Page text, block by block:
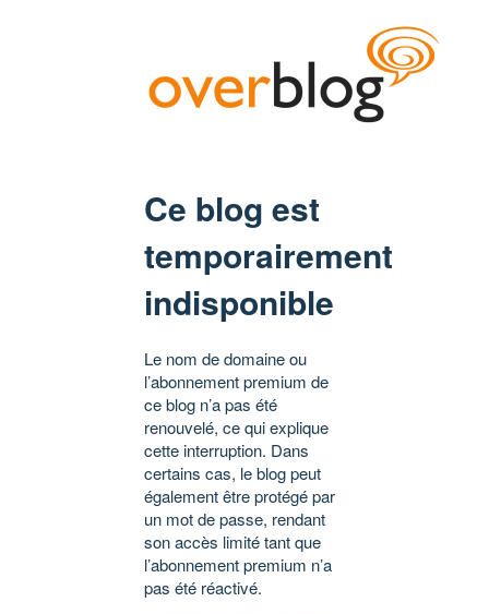
Ce blog est
temporairement
indisponible
Le nom de domaine ou
l’abonnement premium de
ce blog n’a pas été
renouvelé, ce qui explique
cette interruption. Dans
certains cas, le blog peut
également être protégé par
un mot de passe, rendant
son accès limité tant que
l’abonnement premium n’a
pas été réactivé.